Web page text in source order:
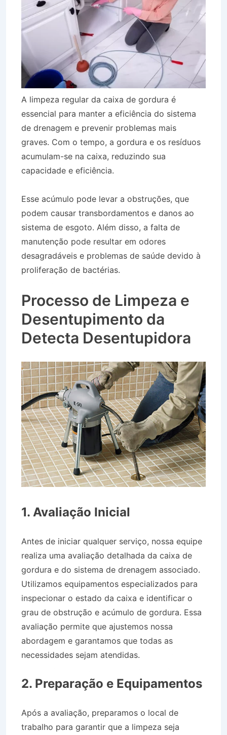
A limpeza regular da caixa de gordura é
essencial para manter a eficiência do sistema
de drenagem e prevenir problemas mais
graves. Com o tempo, a gordura e os resíduos
acumulam-se na caixa, reduzindo sua
capacidade e eficiência.
Esse acúmulo pode levar a obstruções, que
podem causar transbordamentos e danos ao
sistema de esgoto. Além disso, a falta de
manutenção pode resultar em odores
desagradáveis e problemas de saúde devido à
proliferação de bactérias.
Processo de Limpeza e
Desentupimento da
Detecta Desentupidora
1. Avaliação Inicial
Antes de iniciar qualquer serviço, nossa equipe
realiza uma avaliação detalhada da caixa de
gordura e do sistema de drenagem associado.
Utilizamos equipamentos especializados para
inspecionar o estado da caixa e identificar o
grau de obstrução e acúmulo de gordura. Essa
avaliação permite que ajustemos nossa
abordagem e garantamos que todas as
necessidades sejam atendidas.
2. Preparação e Equipamentos
Após a avaliação, preparamos o local de
trabalho para garantir que a limpeza seja